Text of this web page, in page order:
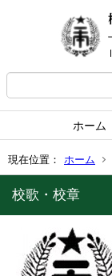
ホーム
現在位置： ホーム
校歌・校章